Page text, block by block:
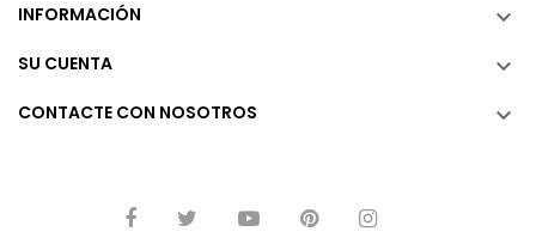
INFORMACIÓN 
SU CUENTA 
CONTACTE CON NOSOTROS 